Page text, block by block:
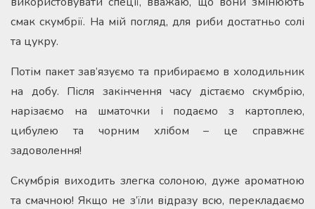
смак скумбрії. На мій погляд, для риби достатньо солі
та цукру.
Потім пакет зав’язуємо та прибираємо в холодильник
на добу. Після закінчення часу дістаємо скумбрію,
нарізаємо на шматочки і подаємо з картоплею,
цибулею та чорним хлібом – це справжнє
задоволення!
Скумбрія виходить злегка солоною, дуже ароматною
та смачною! Якщо не з’їли відразу всю, перекладаємо